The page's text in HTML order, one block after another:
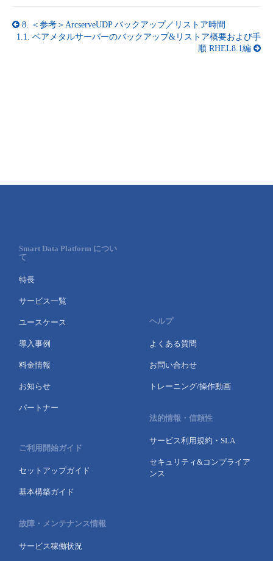
8.
＜参考＞ArcserveUDP バックアップ／リストア時間
1.1. ベアメタルサーバーのバックアップ&リストア概要および手
順 RHEL8.1編
Smart Data Platform につい
て
特長
サービス一覧
ユースケース
導入事例
料金情報
お知らせ
パートナー
ご利用開始ガイド
セットアップガイド
基本構築ガイド
故障・メンテナンス情報
サービス稼働状況
ヘルプ
よくある質問
お問い合わせ
トレーニング/操作動画
法的情報・信頼性
サービス利用規約・SLA
セキュリティ&コンプライア
ンス